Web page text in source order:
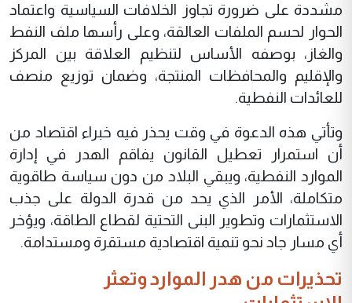
مشددة على ضرورة تجاوز الخلافات السياسية واعتماد
الحوار لحسم الملفات العالقة، وعلى رأسها ملف النفط
والغاز، بوصفه الأساس لتنظيم العلاقة بين المركز
والإقليم والمحافظات المنتجة، وضمان توزيع منصف
للعائدات النفطية.
وتأتي هذه الدعوة في وقت يحذر فيه خبراء اقتصاد من
أن استمرار تعطيل القانون يفاقم الهدر في إدارة
الموارد النفطية، ويبقي البلاد من دون سياسة طاقوية
متكاملة، الأمر الذي يحد من قدرة الدولة على جذب
الاستثمارات وتطوير البنى التحتية لقطاع الطاقة، ويؤخر
أي مسار جاد نحو تنمية اقتصادية مستقرة ومستدامة.
تحذيرات من هدر الموارد وتعثر